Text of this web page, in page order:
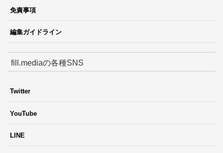
免責事項
編集ガイドライン
fill.mediaの各種SNS
Twitter
YouTube
LINE